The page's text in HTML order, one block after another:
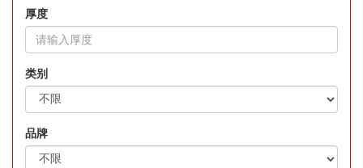
厚度
类别
品牌